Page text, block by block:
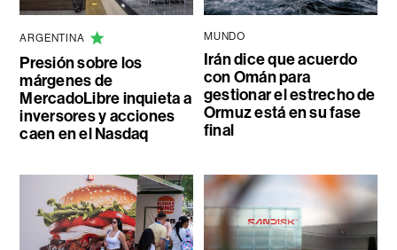
ARGENTINA
Presión sobre los
márgenes de
MercadoLibre inquieta a
inversores y acciones
caen en el Nasdaq
MUNDO
Irán dice que acuerdo
con Omán para
gestionar el estrecho de
Ormuz está en su fase
final